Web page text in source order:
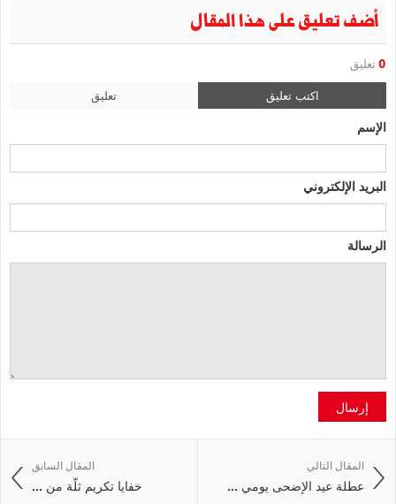
أضف تعليق على هذا المقال
0 تعليق
اكتب تعليق تعليق
الإسم
البريد الإلكتروني
الرسالة
إرسال
المقال السابق
خفايا تكريم ثلّة من ...
المقال التالي
عطلة عيد الإضحى يومي ...